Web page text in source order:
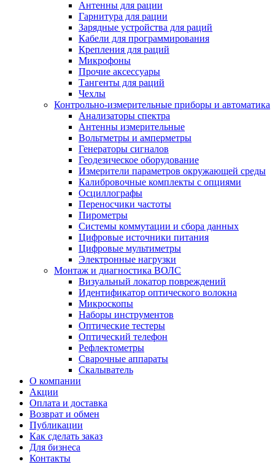
Антенны для рации
Гарнитура для рации
Зарядные устройства для раций
Кабели для программирования
Крепления для раций
Микрофоны
Прочие аксессуары
Тангенты для раций
Чехлы
Контрольно-измерительные приборы и автоматика
Анализаторы спектра
Антенны измерительные
Вольтметры и амперметры
Генераторы сигналов
Геодезическое оборудование
Измерители параметров окружающей среды
Калибровочные комплекты с опциями
Осциллографы
Переносчики частоты
Пирометры
Системы коммутации и сбора данных
Цифровые источники питания
Цифровые мультиметры
Электронные нагрузки
Монтаж и диагностика ВОЛС
Визуальный локатор повреждений
Идентификатор оптического волокна
Микроскопы
Наборы инструментов
Оптические тестеры
Оптический телефон
Рефлектометры
Сварочные аппараты
Скалыватель
О компании
Акции
Оплата и доставка
Возврат и обмен
Публикации
Как сделать заказ
Для бизнеса
Контакты